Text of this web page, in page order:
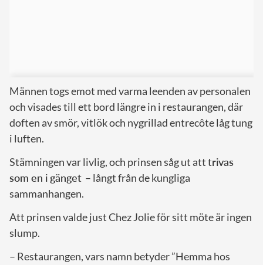
Männen togs emot med varma leenden av personalen
och visades till ett bord längre in i restaurangen, där
doften av smör, vitlök och nygrillad entrecôte låg tung
i luften.
Stämningen var livlig, och prinsen såg ut atttrivas
som en i gänget – långt från de kungliga
sammanhangen.
Att prinsen valde just Chez Jolie för sitt möte är ingen
slump.
– Restaurangen, vars namn betyder ”Hemma hos